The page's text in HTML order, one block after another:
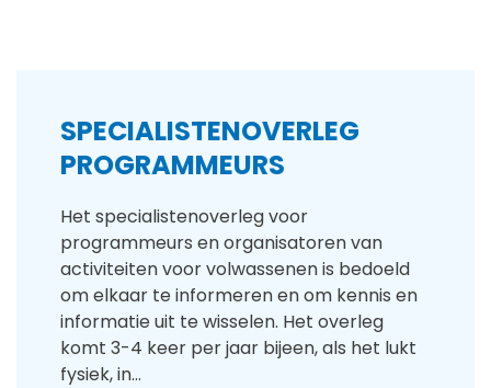
SPECIALISTENOVERLEG
PROGRAMMEURS
Het specialistenoverleg voor
programmeurs en organisatoren van
activiteiten voor volwassenen is bedoeld
om elkaar te informeren en om kennis en
informatie uit te wisselen. Het overleg
komt 3-4 keer per jaar bijeen, als het lukt
fysiek, in…